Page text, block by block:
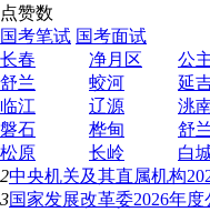
点赞数
国考笔试 国考面试
长春
净月区 公
舒兰
蛟河 延
临江
辽源 洮
磐石
桦甸 舒
松原
长岭 白
2中央机关及其直属机构
3国家发展改革委2026年